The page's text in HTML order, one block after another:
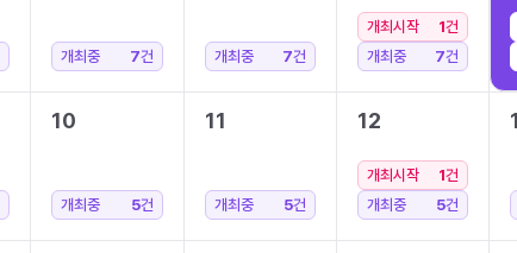
개최중 7건 개최중 7건
개최시작 1건
개최중
7건
10
개최중 5건
11
개최중 5건
12
개최시작 1건
개최중
5건